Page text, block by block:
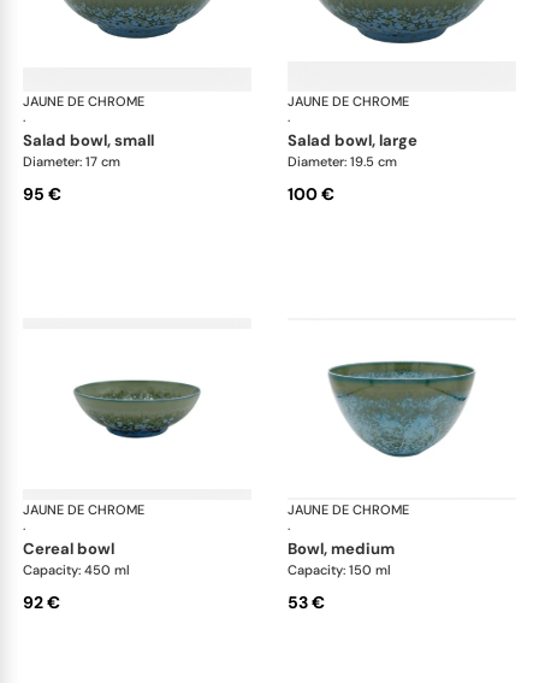
JAUNE DE CHROME
·
Nymphéa
salad bowl, small
Diameter: 17 cm
95 €
JAUNE DE CHROME
·
salad bowl, large
Diameter: 19.5 cm
100 €
JAUNE DE CHROME
·
Nymphéa
cereal bowl
Capacity: 450 ml
92 €
JAUNE DE CHROME
·
bowl, medium
Capacity: 150 ml
53 €